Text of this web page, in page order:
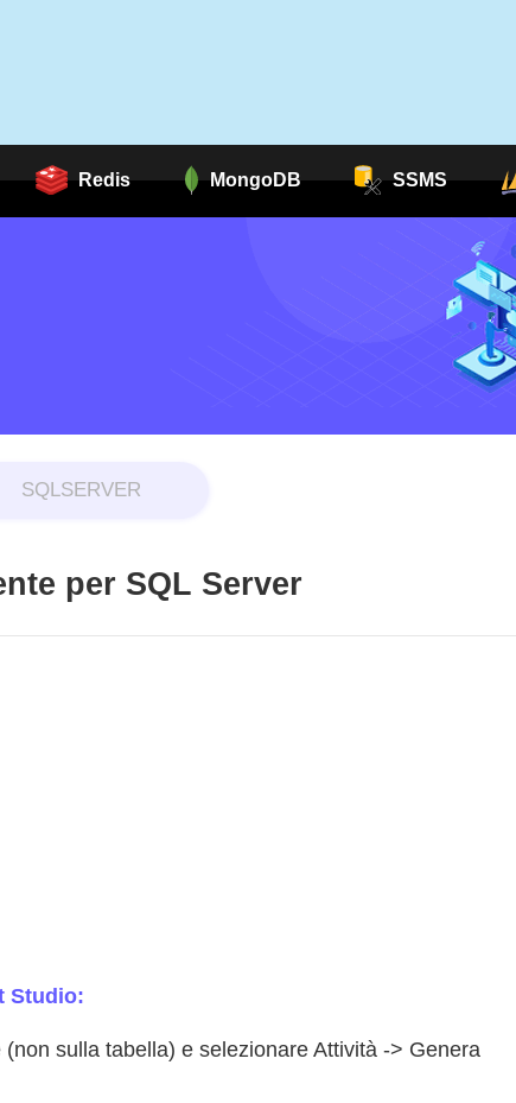
Redis MongoDB SSMS
SQLSERVER
per SQL Server
Studio:
sulla tabella) e selezionare Attività -> Genera